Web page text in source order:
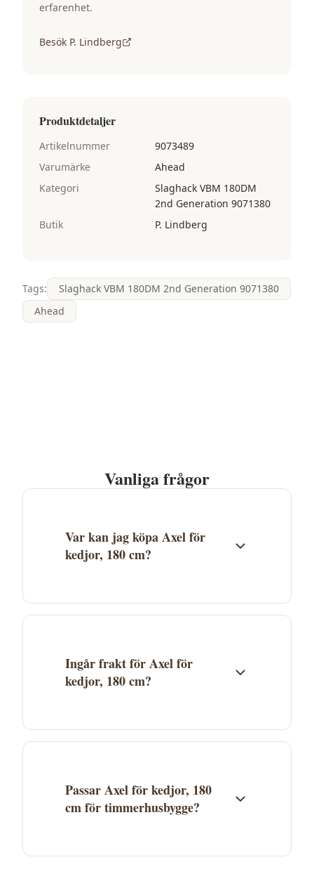
erfarenhet.
Besök P. Lindberg
Produktdetaljer
Artikelnummer
9073489
Varumärke
Ahead
Kategori
Slaghack VBM 180DM
2nd Generation 9071380
Butik
P. Lindberg
Tags:
Slaghack VBM 180DM 2nd Generation 9071380
Ahead
Vanliga frågor
Var kan jag köpa Axel för
kedjor, 180 cm?
Klicka på "Köp" för att gå direkt till butiken
Ingår frakt för Axel för
kedjor, 180 cm?
fraktvillkor. Se aktuella fraktuppgifter på
Passar Axel för kedjor, 180
cm för timmerhusbygge?